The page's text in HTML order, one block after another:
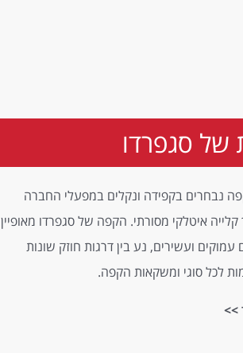
של סגפרדו
נבחרים בקפידה ונקלים במפעלי החברה
איטלקי מסורתי. הקפה של סגפרדו מאופיין
ועשירים, נע בין דרגות חוזק שונות
לכל סוגי ומשקאות הקפה.
>>